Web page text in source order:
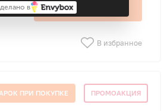
В корзину
В избранное
ПРИ ПОКУПКЕ ПРОМОАКЦИЯ
в